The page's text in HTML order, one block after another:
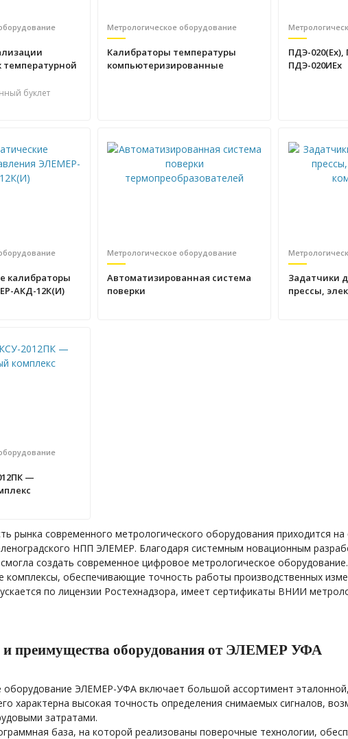
температурной
буклет
Метрологическое оборудование
Калибраторы температуры
компьютеризированные
ПДЭ-
ПДЭ-020ИEx
калибраторы
АКД-12К(И)
Метрологическое оборудование
Автоматизированная система
поверки
Задатчики
прессы,
—
рынка современного метрологического оборудования приходится
НПП ЭЛЕМЕР. Благодаря системным новационным
создать современное цифровое метрологическое
комплексы, обеспечивающие точность работы производственных
по лицензии Ростехнадзора, имеет сертификаты ВНИИ
и преимущества оборудования от ЭЛЕМЕР УФА
оборудование ЭЛЕМЕР-УФА включает большой ассортимент
характерна высокая точность определения снимаемых сигналов,
затратами.
база, на которой реализованы поверочные технологии,